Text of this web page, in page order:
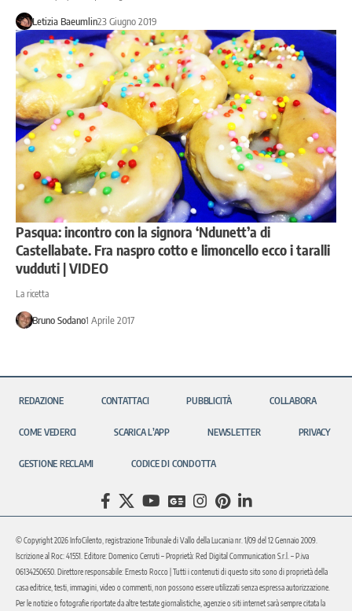
Letizia Baeumlin23 Giugno 2019
Pasqua: incontro con la signora ‘Ndunett’a di
Castellabate. Fra naspro cotto e limoncello ecco i taralli
vudduti | VIDEO
La ricetta
Bruno Sodano1 Aprile 2017
REDAZIONE CONTATTACI PUBBLICITÀ COLLABORA
COME VEDERCI SCARICA L’APP NEWSLETTER PRIVACY
GESTIONE RECLAMI CODICE DI CONDOTTA
© Copyright 2026 InfoCilento, registrazione Tribunale di Vallo della Lucania nr. 1/09 del 12 Gennaio 2009.
Iscrizione al Roc: 41551. Editore: Domenico Cerruti – Proprietà: Red Digital Communication S.r.l. – P.iva
06134250650. Direttore responsabile: Ernesto Rocco | Tutti i contenuti di questo sito sono di proprietà della
casa editrice, testi, immagini, video o commenti, non possono essere utilizzati senza espressa autorizzazione.
Per le notizie o fotografie riportate da altre testate giornalistiche, agenzie o siti internet sarà sempre citata la